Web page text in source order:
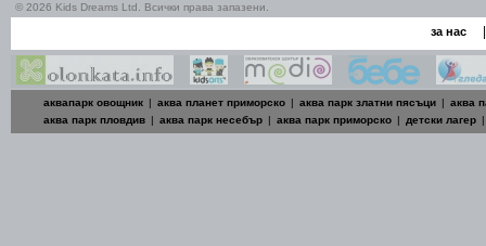
© 2026 Kids Dreams Ltd. Всички права запазени.
за нас
аквапарк овощник аква планет приморско аква парк златни пясъци
аква
аква парк пловдив
аква парк несебър аква парк приморско детски лагер